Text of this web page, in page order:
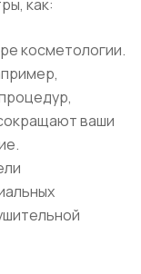
как:
косметологии.
ваши